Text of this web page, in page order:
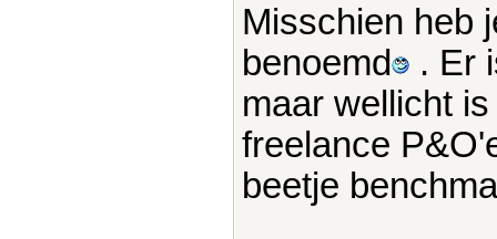
Misschien heb
benoemd
. Er
maar wellicht
freelance
beetje